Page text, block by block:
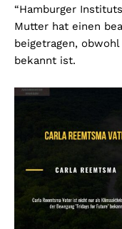
“Hamburger
Mutter hat einen
beigetragen,
bekannt ist.